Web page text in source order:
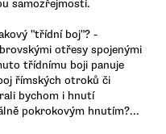
samozřejmostí.
"třídní boj"? -
otřesy spojenými
třídnímu boji panuje
římských otroků či
bychom i hnutí
pokrokovým hnutím?...